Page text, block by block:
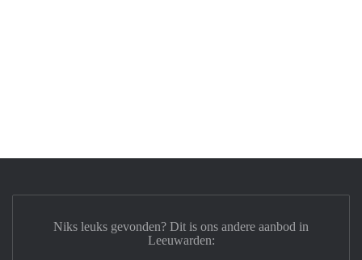
Niks leuks gevonden? Dit is ons andere aanbod in
Leeuwarden: